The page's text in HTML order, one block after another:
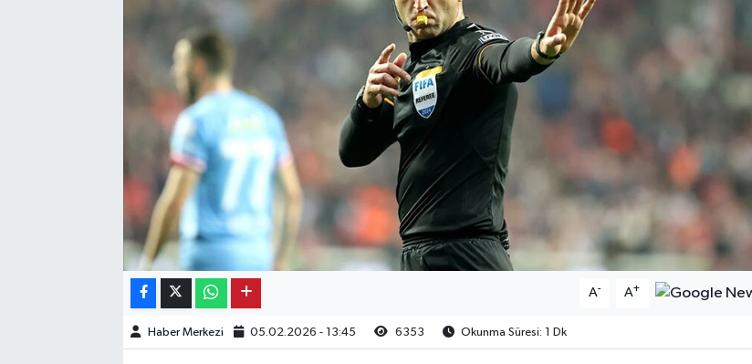
A- A+
Haber Merkezi 05.02.2026 - 13:45 6353 Okunma Süresi: 1 Dk